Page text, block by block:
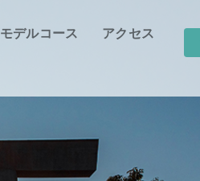
モデルコース アクセス